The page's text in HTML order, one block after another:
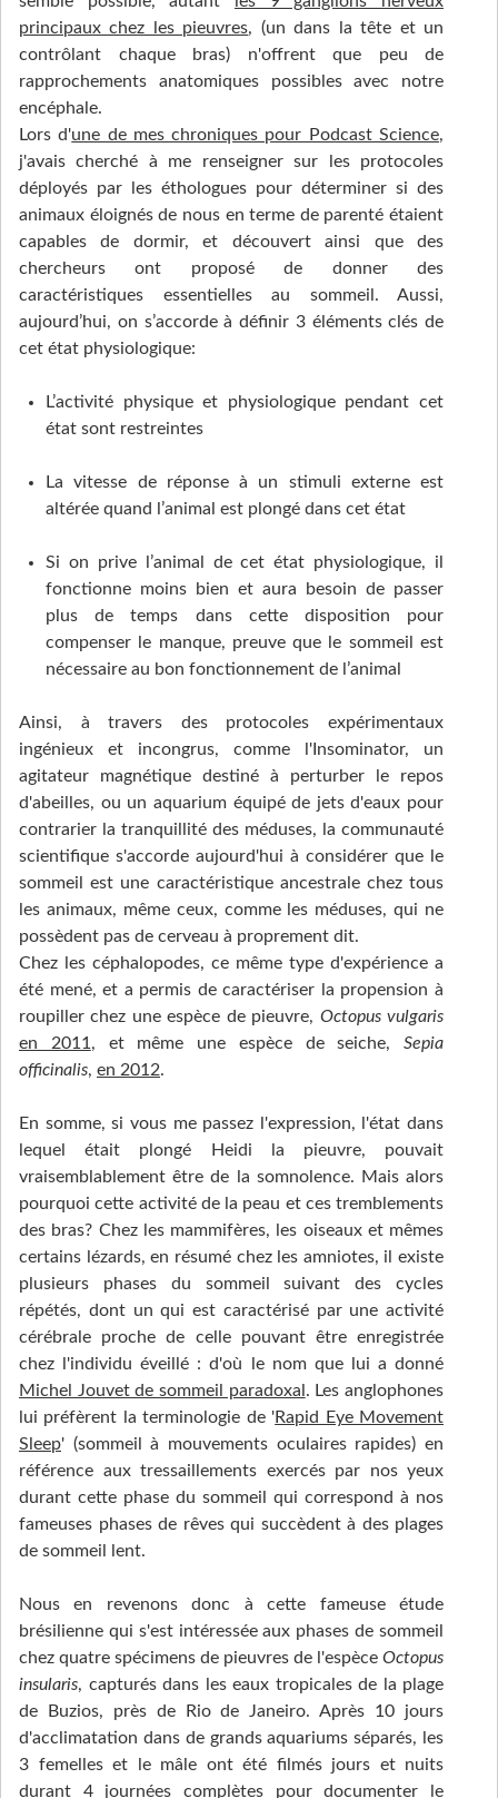
principaux chez les pieuvres, (un dans la tête et un
contrôlant chaque bras) n'offrent que peu de
rapprochements anatomiques possibles avec notre
encéphale.
Lors d'une de mes chroniques pour Podcast Science,
j'avais cherché à me renseigner sur les protocoles
déployés par les éthologues pour déterminer si des
animaux éloignés de nous en terme de parenté étaient
capables de dormir, et découvert ainsi que des
chercheurs ont proposé de donner des
caractéristiques essentielles au sommeil. Aussi,
aujourd’hui, on s’accorde à définir 3 éléments clés de
cet état physiologique:
L’activité physique et physiologique pendant cet
état sont restreintes
La vitesse de réponse à un stimuli externe est
altérée quand l’animal est plongé dans cet état
Si on prive l’animal de cet état physiologique, il
fonctionne moins bien et aura besoin de passer
plus de temps dans cette disposition pour
compenser le manque, preuve que le sommeil est
nécessaire au bon fonctionnement de l’animal
Ainsi, à travers des protocoles expérimentaux
ingénieux et incongrus, comme l'Insominator, un
agitateur magnétique destiné à perturber le repos
d'abeilles, ou un aquarium équipé de jets d'eaux pour
contrarier la tranquillité des méduses, la communauté
scientifique s'accorde aujourd'hui à considérer que le
sommeil est une caractéristique ancestrale chez tous
les animaux, même ceux, comme les méduses, qui ne
possèdent pas de cerveau à proprement dit.
Chez les céphalopodes, ce même type d'expérience a
été mené, et a permis de caractériser la propension à
roupiller chez une espèce de pieuvre, Octopus vulgaris
en 2011 , et même une espèce de seiche, Sepia
officinalis, en 2012.
En somme, si vous me passez l'expression, l'état dans
lequel était plongé Heidi la pieuvre, pouvait
vraisemblablement être de la somnolence. Mais alors
pourquoi cette activité de la peau et ces tremblements
des bras? Chez les mammifères, les oiseaux et mêmes
certains lézards, en résumé chez les amniotes, il existe
plusieurs phases du sommeil suivant des cycles
répétés, dont un qui est caractérisé par une activité
cérébrale proche de celle pouvant être enregistrée
chez l'individu éveillé : d'où le nom que lui a donné
Michel Jouvet de sommeil paradoxal . Les anglophones
lui préfèrent la terminologie de 'Rapid Eye Movement
Sleep' (sommeil à mouvements oculaires rapides) en
référence aux tressaillements exercés par nos yeux
durant cette phase du sommeil qui correspond à nos
fameuses phases de rêves qui succèdent à des plages
de sommeil lent.
Nous en revenons donc à cette fameuse étude
brésilienne qui s'est intéressée aux phases de sommeil
chez quatre spécimens de pieuvres de l'espèce Octopus
insularis, capturés dans les eaux tropicales de la plage
de Buzios, près de Rio de Janeiro. Après 10 jours
d'acclimatation dans de grands aquariums séparés, les
3 femelles et le mâle ont été filmés jours et nuits
durant 4 journées complètes pour documenter le